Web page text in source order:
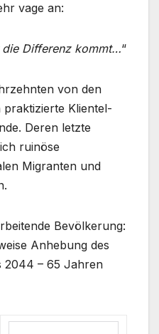
vage an:
die Differenz kommt…“
von den
Klientel-
Deren letzte
ruinöse
Migranten und
Bevölkerung:
Anhebung des
2044 – 65 Jahren